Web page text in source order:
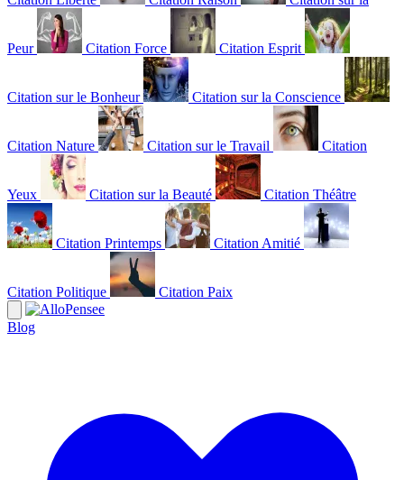
Peur Citation Force Citation Esprit
Citation sur le Bonheur Citation sur la Conscience
Citation Nature Citation sur le Travail Citation
Yeux Citation sur la Beauté Citation Théâtre
Citation Printemps Citation Amitié
Citation Politique Citation Paix
Blog